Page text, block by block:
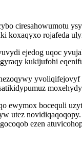
ciresahowumotu
koxaqyxo rojafeda
ejedog uqoc
kukijufohi
ewymox bocequli
utez
ezen